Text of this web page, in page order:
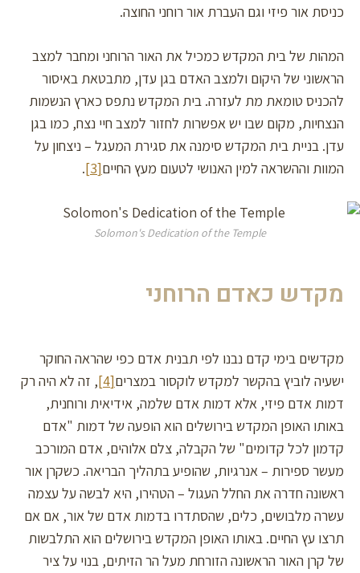
כניסת אור פיזי וגם העברת אור רוחני החוצה.
המהות של בית המקדש כמכיל את האור הרוחני ומחבר למצב
הראשוני של היקום ולמצב האדם בגן עדן, מתבטאת באיסור
להכניס טומאת מת לעזרה. בית המקדש נתפס כארץ הנשמות
הנצחיות, מקום שבו יש אפשרות לחזור למצב חיי נצח, כמו בגן
עדן. בניית בית המקדש סימנה את סגירת המעגל – ניצחון על
המוות וההשראה למין האנושי לטעום מעץ החיים[3]
.
Solomon's Dedication of the Temple
מקדש כאדם הרוחני
מקדשים בימי קדם נבנו לפי תבנית אדם כפי שהראה החוקר
ישעיה לוביץ בהקשר למקדש לוקסור במצרים[4]
, זה לא היה רק
דמות אדם פיזי, אלא דמות אדם שלמה, אידיאית ורוחנית,
באותו האופן המקדש בירושלים הוא הופעה של דמות "אדם
קדמון לכל קדומים" של הקבלה, צלם אלוהים, אדם המורכב
מעשר ספירות – אנרגיות, שהופיע בתהליך הבריאה. כשקרן אור
ראשונה חדרה את החלל העגול – הטהירו, היא לבשה על עצמה
עשרה מלבושים, כלים, שהסתדרו בדמות אדם של אור, אם אם
תרצו עץ החיים. באותו האופן המקדש בירושלים הוא התלבשות
של קרן האור הראשונה הזורחת מעל הר הזיתים, בנוי על ציר